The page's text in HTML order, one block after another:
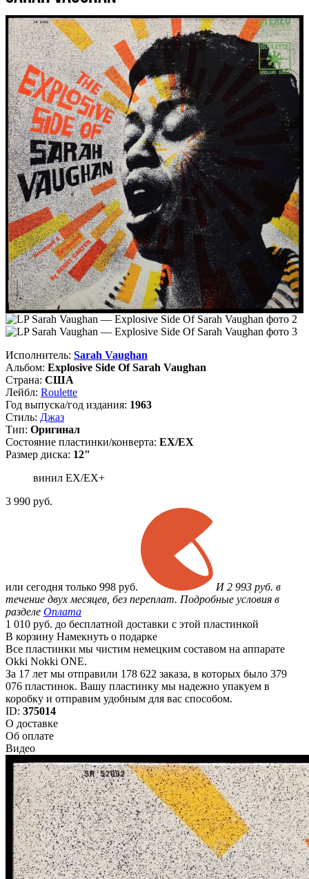
Исполнитель: Sarah Vaughan
Альбом: Explosive Side Of Sarah Vaughan
Страна: США
Лейбл: Roulette
Год выпуска/год издания: 1963
Стиль: Джаз
Тип: Оригинал
Состояние пластинки/конверта: EX/EX
Размер диска: 12"
винил EX/EX+
3 990 руб.
или сегодня только 998 руб.
И 2 993 руб. в
течение двух месяцев, без переплат. Подробные условия в
разделе Оплата
1 010 руб. до бесплатной доставки с этой пластинкой
В корзину Намекнуть о подарке
Все пластинки мы чистим немецким составом на аппарате
Okki Nokki ONE.
За 17 лет мы отправили 178 622 заказа, в которых было 379
076 пластинок. Вашу пластинку мы надежно упакуем в
коробку и отправим удобным для вас способом.
ID: 375014
О доставке
Об оплате
Видео